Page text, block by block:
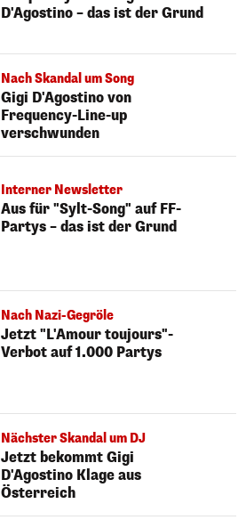
D'Agostino – das ist der Grund
Nach Skandal um Song
Gigi D'Agostino von
Frequency-Line-up
verschwunden
Interner Newsletter
Aus für "Sylt-Song" auf FF-
Partys – das ist der Grund
Nach Nazi-Gegröle
Jetzt "L'Amour toujours"-
Verbot auf 1.000 Partys
Nächster Skandal um DJ
Jetzt bekommt Gigi
D'Agostino Klage aus
Österreich